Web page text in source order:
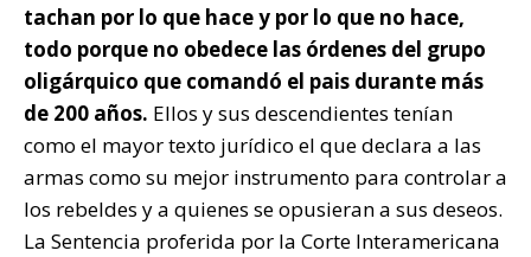
tachan por lo que hace y por lo que no hace,
todo porque no obedece las órdenes del grupo
oligárquico que comandó el pais durante más
de 200 años. Ellos y sus descendientes tenían
como el mayor texto jurídico el que declara a las
armas como su mejor instrumento para controlar a
los rebeldes y a quienes se opusieran a sus deseos.
La Sentencia proferida por la Corte Interamericana